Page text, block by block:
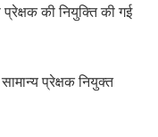
की नियुक्ति की गई
प्रेक्षक नियुक्त